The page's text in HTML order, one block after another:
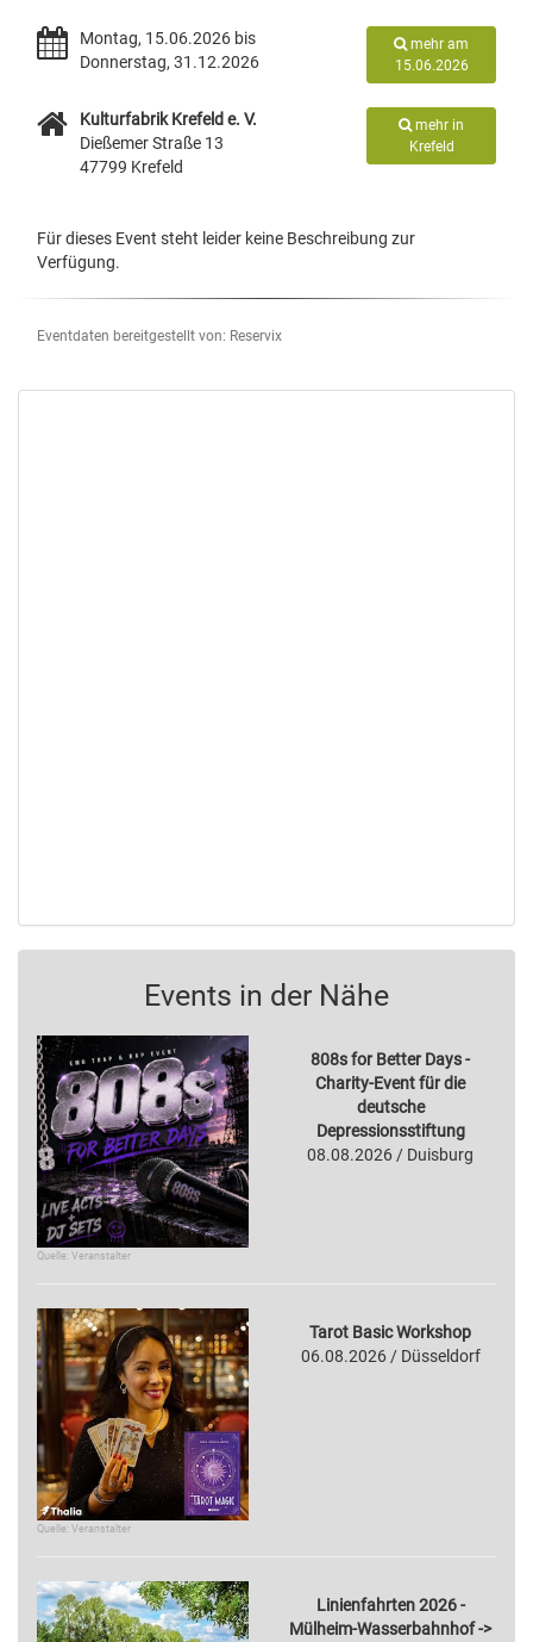
Montag, 15.06.2026 bis
Donnerstag, 31.12.2026
mehr am
15.06.2026
Kulturfabrik Krefeld e. V.
Dießemer Straße 13
47799 Krefeld
mehr in
Krefeld
Für dieses Event steht leider keine Beschreibung zur
Verfügung.
Eventdaten bereitgestellt von: Reservix
Events in der Nähe
Quelle: Veranstalter
808s for Better Days -
Charity-Event für die
deutsche
Depressionsstiftung
08.08.2026 / Duisburg
Quelle: Veranstalter
Tarot Basic Workshop
06.08.2026 / Düsseldorf
Linienfahrten 2026 -
Mülheim-Wasserbahnhof ->